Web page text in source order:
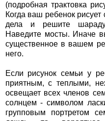
(подробная трактовка
Когда ваш ребенок
дела и решите
Наведите мосты. Иначе
существенное в вашем
него.
Если рисунок семьи у
приятным, с теплыми,
освещает всех членов
солнцем - символом
групповым портретом